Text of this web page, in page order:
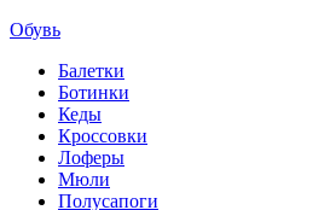
Обувь
Балетки
Ботинки
Кеды
Кроссовки
Лоферы
Мюли
Полусапоги